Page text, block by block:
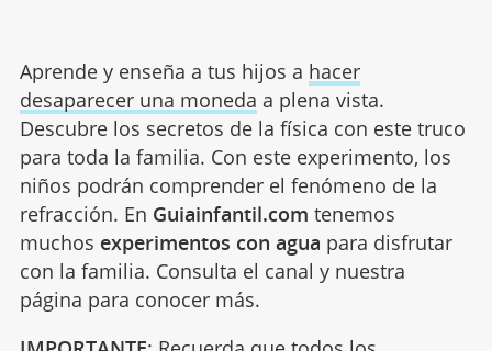
Aprende y enseña a tus hijos a hacer
desaparecer una moneda a plena vista.
Descubre los secretos de la física con este truco
para toda la familia. Con este experimento, los
niños podrán comprender el fenómeno de la
refracción. En Guiainfantil.com tenemos
muchos experimentos con agua para disfrutar
con la familia. Consulta el canal y nuestra
página para conocer más.